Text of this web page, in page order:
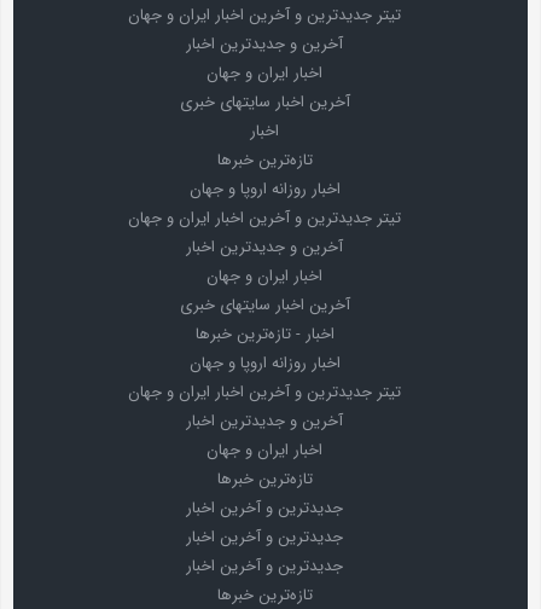
تیتر جدیدترین و آخرین اخبار ایران و جهان
آخرین و جدیدترین اخبار
اخبار ایران و جهان
آخرین اخبار سایتهای خبری
اخبار
تازه‌ترین خبرها
اخبار روزانه اروپا و جهان
تیتر جدیدترین و آخرین اخبار ایران و جهان
آخرین و جدیدترین اخبار
اخبار ایران و جهان
آخرین اخبار سایتهای خبری
اخبار - تازه‌ترین خبرها
اخبار روزانه اروپا و جهان
تیتر جدیدترین و آخرین اخبار ایران و جهان
آخرین و جدیدترین اخبار
اخبار ایران و جهان
تازه‌ترین خبرها
جدیدترین و آخرین اخبار
جدیدترین و آخرین اخبار
جدیدترین و آخرین اخبار
تازه‌ترین خبرها